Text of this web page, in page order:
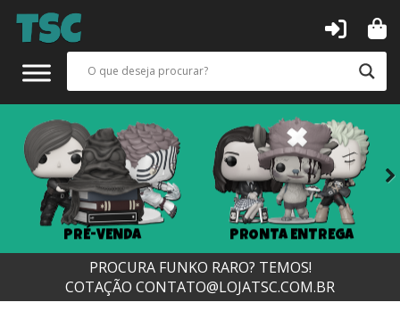
PRÉ-VENDA PRONTA ENTREGA
PROCURA FUNKO RARO? TEMOS!
COTAÇÃO CONTATO@LOJATSC.COM.BR